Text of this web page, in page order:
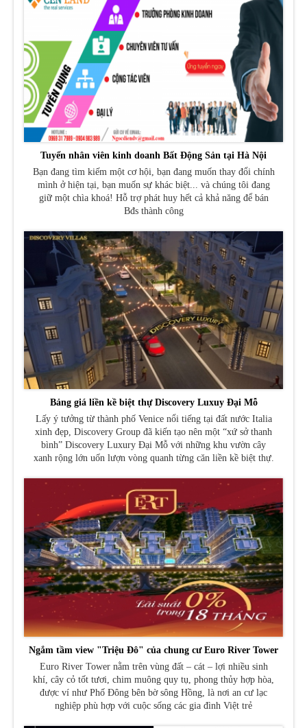
Tuyển nhân viên kinh doanh Bất Động Sản tại Hà Nội
Bạn đang tìm kiếm một cơ hội, bạn đang muốn thay đổi chính
mình ở hiện tại, bạn muốn sự khác biệt... và chúng tôi đang
giữ một chìa khoá! Hỗ trợ phát huy hết cả khả năng để bán
Bđs thành công
Bảng giá liền kề biệt thự Discovery Luxuy Đại Mỗ
Lấy ý tưởng từ thành phố Venice nổi tiếng tại đất nước Italia
xinh đẹp, Discovery Group đã kiến tạo nên một “xứ sở thanh
bình” Discovery Luxury Đại Mỗ với những khu vườn cây
xanh rộng lớn uốn lượn vòng quanh từng căn liền kề biệt thự.
Ngắm tầm view "Triệu Đô" của chung cư Euro River Tower
Euro River Tower nằm trên vùng đất – cát – lợi nhiều sinh
khí, cây cỏ tốt tươi, chim muông quy tụ, phong thủy hợp hòa,
được ví như Phố Đông bên bờ sông Hồng, là nơi an cư lạc
nghiệp phù hợp với cuộc sống các gia đình Việt trẻ